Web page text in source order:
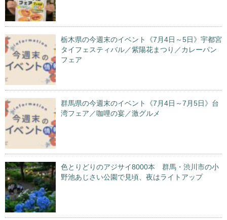
栃木県の今週末のイベント《7月4日～5日》宇都宮
タイフェスティバル／紫陽花まつり／カレーパン
フェア
群馬県の今週末のイベント《7月4日～7月5日》台
湾フェア／咖哩の宴／激グルメ
色とりどりのアジサイ8000本 群馬・渋川市の小
野池あじさい公園で見頃、夜はライトアップ